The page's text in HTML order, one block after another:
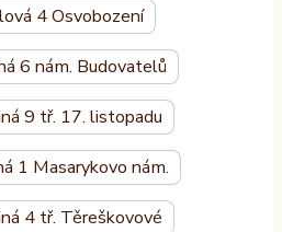
4 Osvobození
6 nám. Budovatelů
9 tř. 17. listopadu
1 Masarykovo nám.
4 tř. Těreškovové